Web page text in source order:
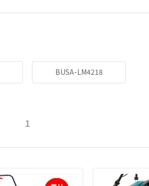
BUSA-LM4218
1